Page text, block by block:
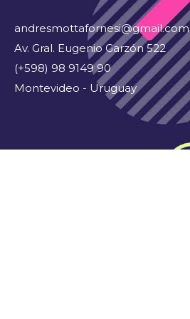
andresmottafornesi@gmail.com
Av. Gral. Eugenio Garzón 522
(+598) 98 9149 90
Montevideo - Uruguay